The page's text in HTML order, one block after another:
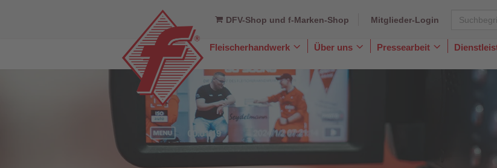
DFV-Shop und f-Marken-Shop Mitglieder-Login
Fleischerhandwerk
ToggleÜber uns
TogglePressearbeit
Toggle